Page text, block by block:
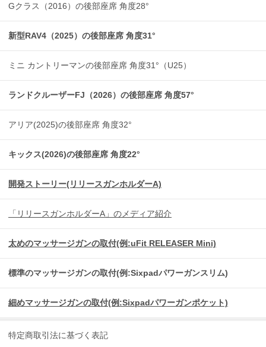
Gクラス（2016）の後部座席 角度28°
新型RAV4（2025）の後部座席 角度31°
ミニ カントリーマンの後部座席 角度31°（U25）
ランドクルーザーFJ（2026）の後部座席 角度57°
アリア(2025)の後部座席 角度32°
キックス(2026)の後部座席 角度22°
開発ストーリー(リリースガンホルダーA)
「リリースガンホルダーA」のメディア紹介
太めのマッサージガンの取付(例:uFit RELEASER Mini)
標準のマッサージガンの取付(例:Sixpadパワーガンスリム)
細めマッサージガンの取付(例:Sixpadパワーガンポケット)
特定商取引法に基づく表記